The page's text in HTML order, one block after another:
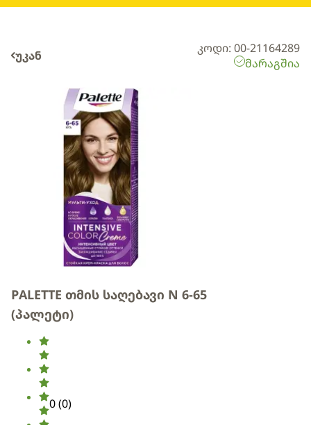
უკან
კოდი: 00-21164289
მარაგშია
PALETTE თმის საღებავი N 6-65
(პალეტი)
0(0)